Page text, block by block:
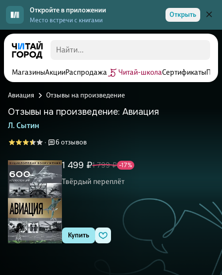
Откройте в приложении
Место встречи с книгами
Открыть
МагазиныАкцииРаспродажа Читай-школаСертификаты
Авиация Отзывы на произведение
Отзывы на произведение: Авиация
Л. Сытин
· 6 отзывов
1 499 ₽1 799 ₽ -17%
Твёрдый переплёт
Купить